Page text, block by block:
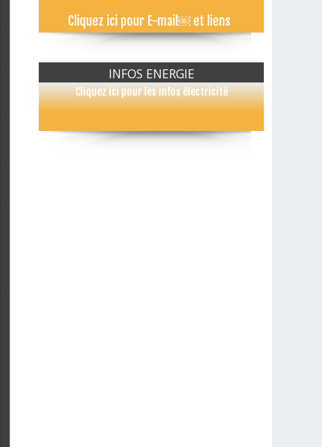
Cliquez ici pour E-mail￼ et liens
INFOS ENERGIE
Cliquez ici pour les infos électricité